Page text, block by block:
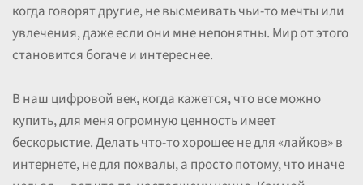
когда говорят другие, не высмеивать чьи-то мечты или
увлечения, даже если они мне непонятны. Мир от этого
становится богаче и интереснее.
В наш цифровой век, когда кажется, что все можно
купить, для меня огромную ценность имеет
бескорыстие. Делать что-то хорошее не для «лайков» в
интернете, не для похвалы, а просто потому, что иначе